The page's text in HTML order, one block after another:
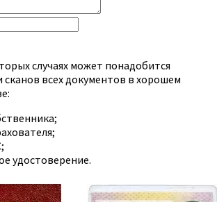
случаях может понадобится
сканов всех документов в хорошем
удостоверение.